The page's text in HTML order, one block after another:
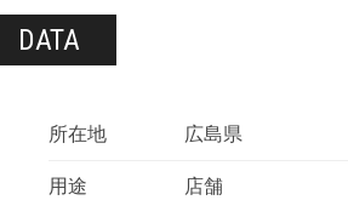
DATA
所在地 広島県
用途 店舗